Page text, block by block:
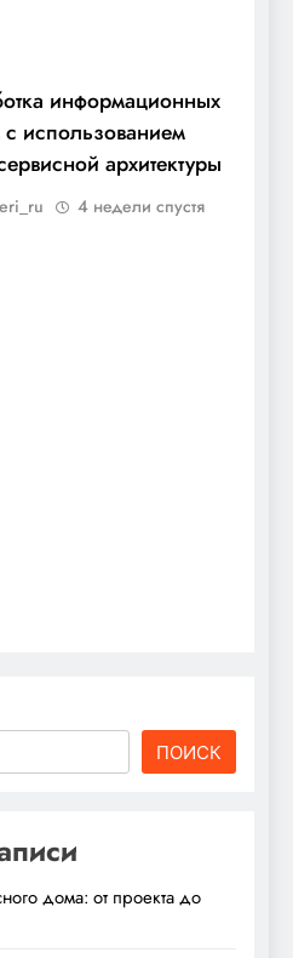
информационных
с использованием
архитектуры
4 недели спустя
ПОИСК
дома: от проекта до